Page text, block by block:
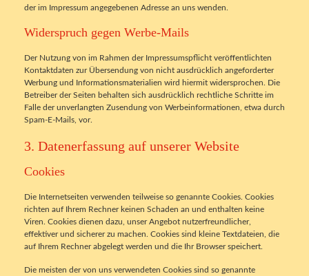
der im Impressum angegebenen Adresse an uns wenden.
Widerspruch gegen Werbe-Mails
Der Nutzung von im Rahmen der Impressumspflicht veröffentlichten
Kontaktdaten zur Übersendung von nicht ausdrücklich angeforderter
Werbung und Informationsmaterialien wird hiermit widersprochen. Die
Betreiber der Seiten behalten sich ausdrücklich rechtliche Schritte im
Falle der unverlangten Zusendung von Werbeinformationen, etwa durch
Spam-E-Mails, vor.
3. Datenerfassung auf unserer Website
Cookies
Die Internetseiten verwenden teilweise so genannte Cookies. Cookies
richten auf Ihrem Rechner keinen Schaden an und enthalten keine
Viren. Cookies dienen dazu, unser Angebot nutzerfreundlicher,
effektiver und sicherer zu machen. Cookies sind kleine Textdateien, die
auf Ihrem Rechner abgelegt werden und die Ihr Browser speichert.
Die meisten der von uns verwendeten Cookies sind so genannte